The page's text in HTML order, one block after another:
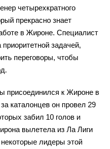
четырехкратного
прекрасно знает
в Жироне. Специалист
задачей,
переговоры, чтобы
присоединился к Жироне в
каталонцев он провел 29
забил 10 голов и
вылетела из Ла Лиги
лидеры этой